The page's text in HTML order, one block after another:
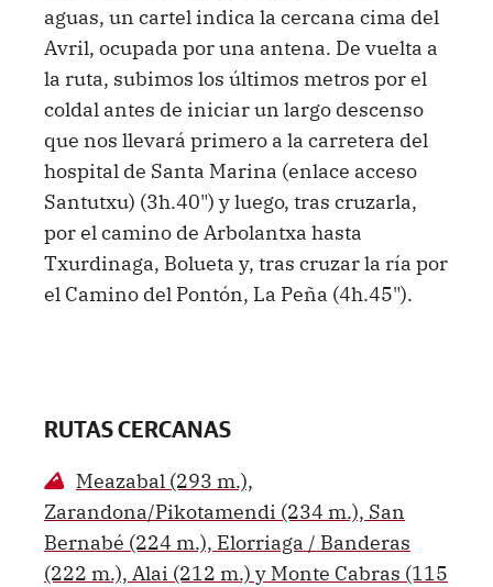
aguas, un cartel indica la cercana cima del
Avril, ocupada por una antena. De vuelta a
la ruta, subimos los últimos metros por el
coldal antes de iniciar un largo descenso
que nos llevará primero a la carretera del
hospital de Santa Marina (enlace acceso
Santutxu) (3h.40") y luego, tras cruzarla,
por el camino de Arbolantxa hasta
Txurdinaga, Bolueta y, tras cruzar la ría por
el Camino del Pontón, La Peña (4h.45").
RUTAS CERCANAS
Meazabal (293 m.),
Zarandona/Pikotamendi (234 m.), San
Bernabé (224 m.), Elorriaga / Banderas
(222 m.), Alai (212 m.) y Monte Cabras (115